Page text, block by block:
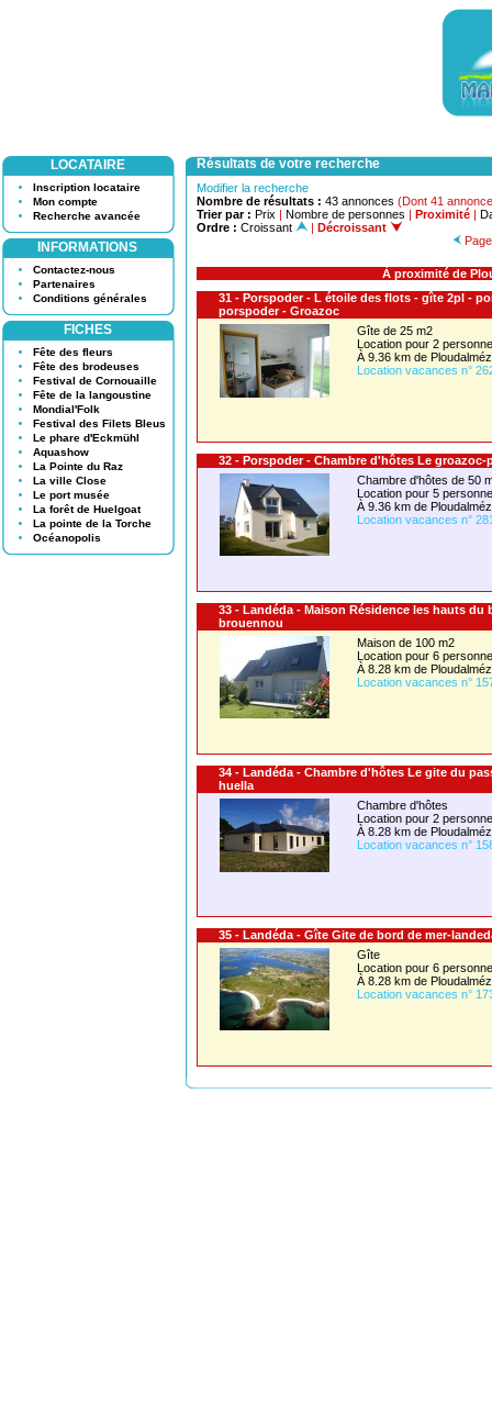
LOCATAIRE
Inscription locataire
Mon compte
Recherche avancée
INFORMATIONS
Contactez-nous
Partenaires
Conditions générales
FICHES
Fête des fleurs
Fête des brodeuses
Festival de Cornouaille
Fête de la langoustine
Mondial'Folk
Festival des Filets Bleus
Le phare d'Eckmühl
Aquashow
La Pointe du Raz
La ville Close
Le port musée
La forêt de Huelgoat
La pointe de la Torche
Océanopolis
Résultats de votre recherche
Modifier la recherche
Nombre de résultats : 43 annonces (Dont 41
Trier par : Prix | Nombre de personnes | Proximité |
Ordre : Croissant | Décroissant
À proximité de
31 - Porspoder - L étoile des flots - gîte 2pl -
porspoder - Groazoc
Gîte de 25 m2
Location pour 2
À 9.36 km de
Location vacances n°
32 - Porspoder - Chambre d'hôtes Le
Chambre d'hôtes de 50
Location pour 5
À 9.36 km de
Location vacances n°
33 - Landéda - Maison Résidence les hauts du
brouennou
Maison de 100 m2
Location pour 6
À 8.28 km de
Location vacances n°
34 - Landéda - Chambre d'hôtes Le gite du
huella
Chambre d'hôtes
Location pour 2
À 8.28 km de
Location vacances n°
35 - Landéda - Gîte Gite de bord de mer-
Gîte
Location pour 6
À 8.28 km de
Location vacances n°